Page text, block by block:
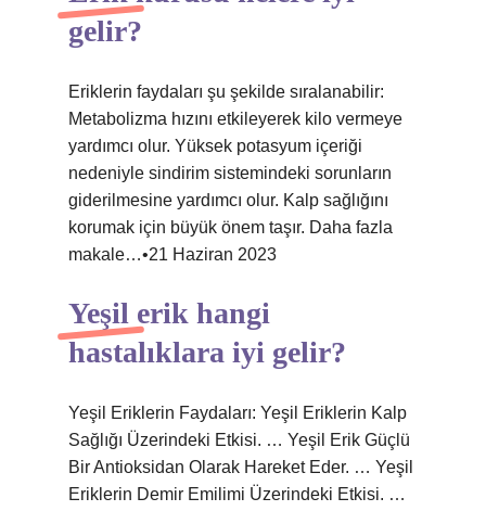
gelir?
Eriklerin faydaları şu şekilde sıralanabilir:
Metabolizma hızını etkileyerek kilo vermeye
yardımcı olur. Yüksek potasyum içeriği
nedeniyle sindirim sistemindeki sorunların
giderilmesine yardımcı olur. Kalp sağlığını
korumak için büyük önem taşır. Daha fazla
makale…•21 Haziran 2023
Yeşil erik hangi
hastalıklara iyi gelir?
Yeşil Eriklerin Faydaları: Yeşil Eriklerin Kalp
Sağlığı Üzerindeki Etkisi. … Yeşil Erik Güçlü
Bir Antioksidan Olarak Hareket Eder. … Yeşil
Eriklerin Demir Emilimi Üzerindeki Etkisi. …